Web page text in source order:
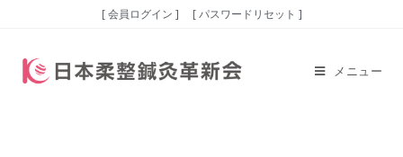
[ 会員ログイン ] [ パスワードリセット ]
メニュー